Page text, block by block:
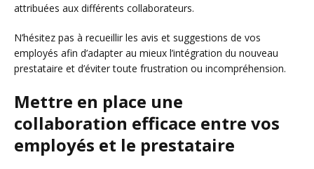
attribuées aux différents collaborateurs.
N’hésitez pas à recueillir les avis et suggestions de vos
employés afin d’adapter au mieux l’intégration du nouveau
prestataire et d’éviter toute frustration ou incompréhension.
Mettre en place une
collaboration efficace entre vos
employés et le prestataire